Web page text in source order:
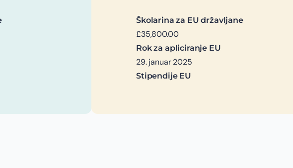
Školarina za EU državljane
£35,800.00
Rok za apliciranje EU
29. januar 2025
Stipendije EU